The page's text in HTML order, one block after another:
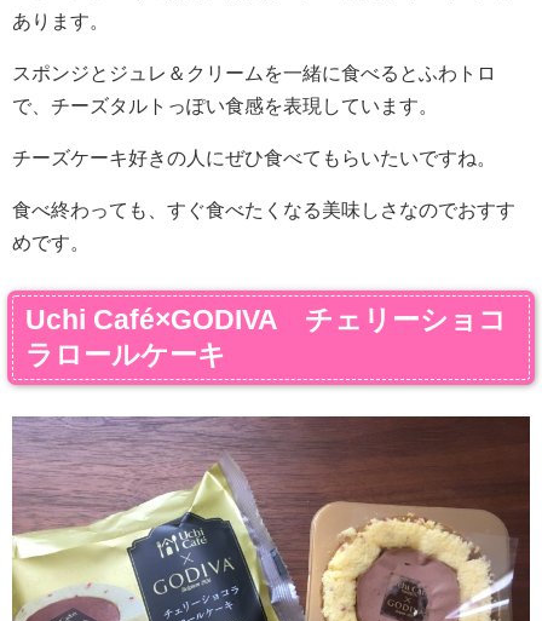
あります。
スポンジとジュレ＆クリームを一緒に食べるとふわトロ
で、チーズタルトっぽい食感を表現しています。
チーズケーキ好きの人にぜひ食べてもらいたいですね。
食べ終わっても、すぐ食べたくなる美味しさなのでおすす
めです。
Uchi Café×GODIVA チェリーショコ
ラロールケーキ